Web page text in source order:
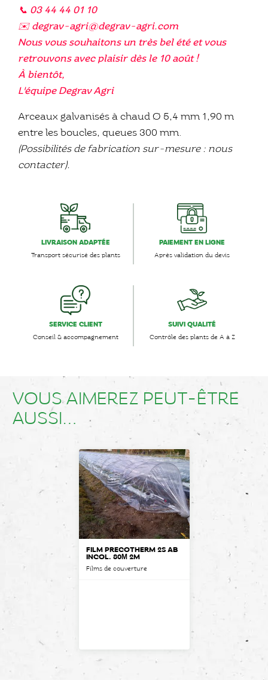
📞 03 44 44 01 10
✉️ degrav-agri@degrav-agri.com
Nous vous souhaitons un très bel été et vous
retrouvons avec plaisir dès le 10 août !
À bientôt,
L'équipe Degrav Agri
Arceaux galvanisés à chaud Ø 5,4 mm 1,90 m
entre les boucles, queues 300 mm.
(Possibilités de fabrication sur-mesure : nous
contacter).
LIVRAISON ADAPTÉE
Transport sécurisé des plants
PAIEMENT EN LIGNE
Après validation du devis
SERVICE CLIENT
Conseil & accompagnement
SUIVI QUALITÉ
Contrôle des plants de A à Z
VOUS AIMEREZ PEUT-ÊTRE
AUSSI…
FILM PRÉCOTHERM 2S AB
INCOL. 80Μ 2M
Films de couverture